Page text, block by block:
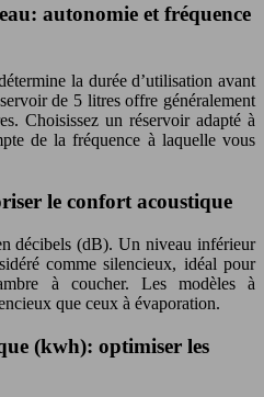
autonomie et fréquence
la durée d’utilisation avant
de 5 litres offre généralement
Choisissez un réservoir adapté à
de la fréquence à laquelle vous
le confort acoustique
décibels (dB). Un niveau inférieur
comme silencieux, idéal pour
à coucher. Les modèles à
que ceux à évaporation.
(kwh): optimiser les